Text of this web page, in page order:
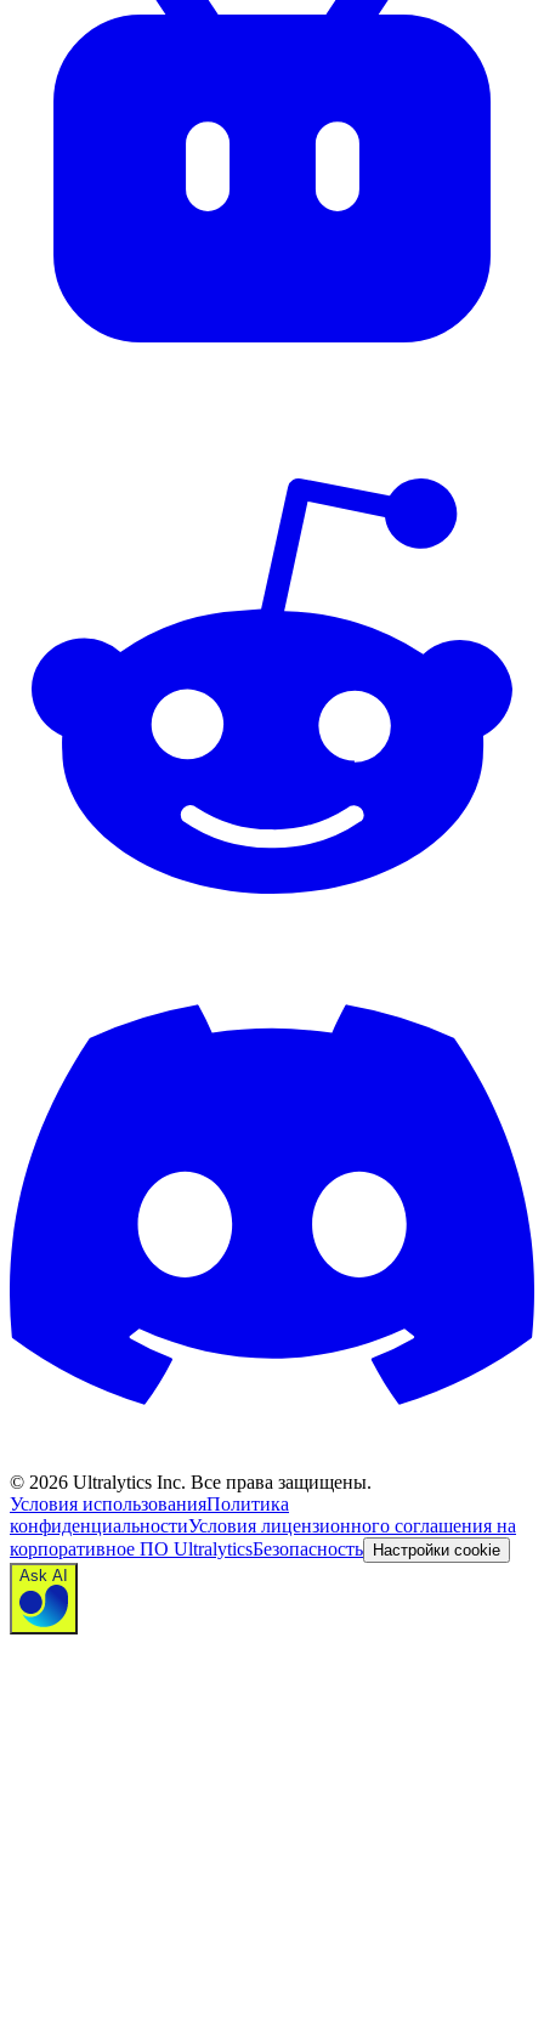
© 2026 Ultralytics Inc. Все права защищены.
Условия использованияПолитика
конфиденциальностиУсловия лицензионного соглашения на
корпоративное ПО UltralyticsБезопасность
Настройки cookie
Ask AI